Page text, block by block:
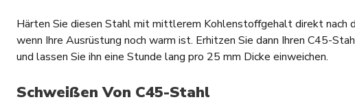
Härten Sie diesen Stahl mit mittlerem Kohlenstoffgehalt direkt nach
wenn Ihre Ausrüstung noch warm ist. Erhitzen Sie dann Ihren C45-
und lassen Sie ihn eine Stunde lang pro 25 mm Dicke einweichen.
Schweißen Von C45-Stahl